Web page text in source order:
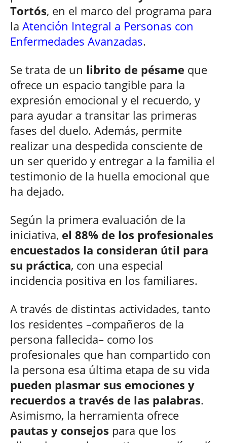
Tortós, en el marco del programa para
la Atención Integral a Personas con
Enfermedades Avanzadas.
Se trata de un librito de pésame que
ofrece un espacio tangible para la
expresión emocional y el recuerdo, y
para ayudar a transitar las primeras
fases del duelo. Además, permite
realizar una despedida consciente de
un ser querido y entregar a la familia el
testimonio de la huella emocional que
ha dejado.
Según la primera evaluación de la
iniciativa, el 88% de los profesionales
encuestados la consideran útil para
su práctica, con una especial
incidencia positiva en los familiares.
A través de distintas actividades, tanto
los residentes –compañeros de la
persona fallecida– como los
profesionales que han compartido con
la persona esa última etapa de su vida
pueden plasmar sus emociones y
recuerdos a través de las palabras.
Asimismo, la herramienta ofrece
pautas y consejos para que los